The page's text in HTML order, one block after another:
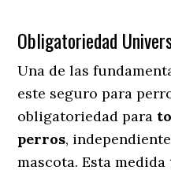
Obligatoriedad
Una de las
este seguro para
obligatoriedad para
perros,
mascota. Esta